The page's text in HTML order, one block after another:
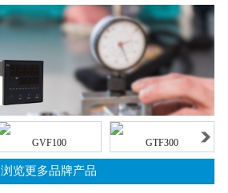
GVF100 GTF300
浏览更多品牌产品